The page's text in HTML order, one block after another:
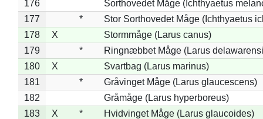
176
Sorthovedet Måge (Ichthyaetus
177
*
Stor Sorthovedet Måge (Ichthyaetus
178
X
Stormmåge (Larus canus)
179
*
Ringnæbbet Måge (Larus
180
X
Svartbag (Larus marinus)
181
*
Gråvinget Måge (Larus glaucescens)
182
Gråmåge (Larus hyperboreus)
183
X *
Hvidvinget Måge (Larus glaucoides)